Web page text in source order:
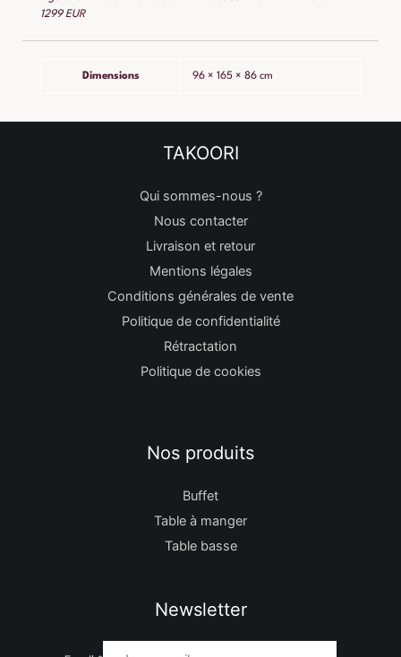
1299 EUR
Dimensions 96 × 165 × 86 cm
TAKOORI
Qui sommes-nous ?
Nous contacter
Livraison et retour
Mentions légales
Conditions générales de vente
Politique de confidentialité
Rétractation
Politique de cookies
Nos produits
Buffet
Table à manger
Table basse
Newsletter